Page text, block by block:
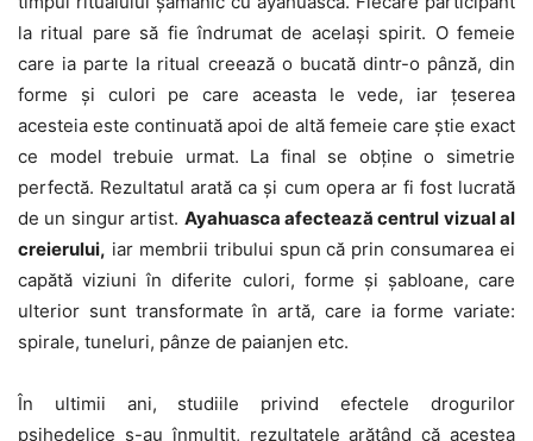
la ritual pare să fie îndrumat de același spirit. O femeie
care ia parte la ritual creează o bucată dintr-o pânză, din
forme și culori pe care aceasta le vede, iar țeserea
acesteia este continuată apoi de altă femeie care știe exact
ce model trebuie urmat. La final se obține o simetrie
perfectă. Rezultatul arată ca și cum opera ar fi fost lucrată
de un singur artist. Ayahuasca afectează centrul vizual al
creierului, iar membrii tribului spun că prin consumarea ei
capătă viziuni în diferite culori, forme și șabloane, care
ulterior sunt transformate în artă, care ia forme variate:
spirale, tuneluri, pânze de paianjen etc.
În ultimii ani, studiile privind efectele drogurilor
psihedelice s-au înmulțit, rezultatele arătând că acestea